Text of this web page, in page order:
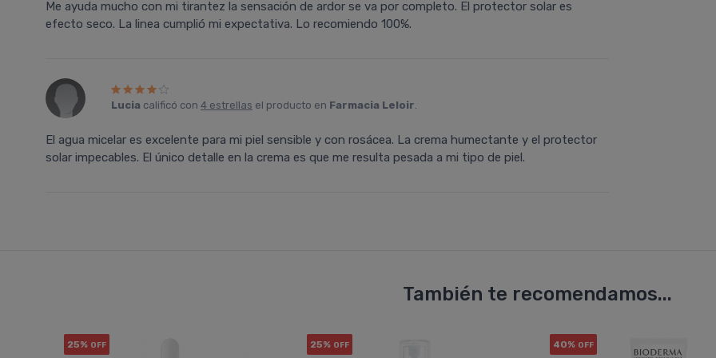
Me ayuda mucho con mi tirantez la sensación de ardor se va por completo. El protector solar es
efecto seco. La linea cumplió mi expectativa. Lo recomiendo 100%.
Lucia calificó con 4 estrellas el producto en Farmacia Leloir.
El agua micelar es excelente para mi piel sensible y con rosácea. La crema humectante y el protector
solar impecables. El único detalle en la crema es que me resulta pesada a mi tipo de piel.
También te recomendamos...
25% OFF 25% OFF 40% OFF